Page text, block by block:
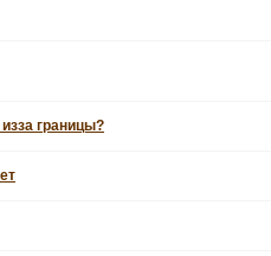
границы?